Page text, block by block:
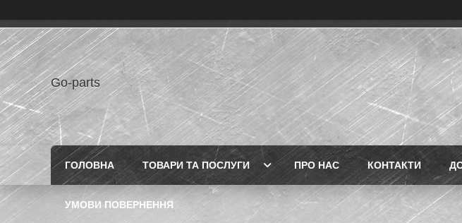
Go-parts
ГОЛОВНА ТОВАРИ ТА ПОСЛУГИ ПРО НАС КОНТАКТИ
УМОВИ ПОВЕРНЕННЯ